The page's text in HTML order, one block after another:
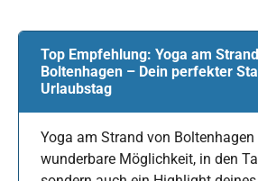
Top Empfehlung: Yoga am
Boltenhagen – Dein perfekter
Urlaubstag
Yoga am Strand von
wunderbare Möglichkeit, in den